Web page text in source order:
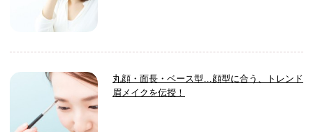
丸顔・面長・ベース型…顔型に合う、トレンド
眉メイクを伝授！